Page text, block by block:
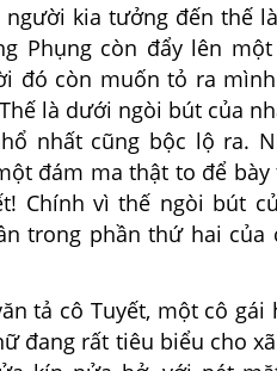
kia tưởng đến thế
Phụng còn đẩy lên
đó còn muốn tỏ ra
là dưới ngòi bút của
nhất cũng bộc lộ ra.
đám ma thật to để
Chính vì thế ngòi bút
trong phần thứ hai của
tả cô Tuyết, một cô
đang rất tiêu biểu cho